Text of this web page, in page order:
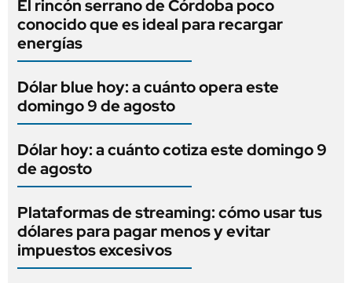
El rincón serrano de Córdoba poco
conocido que es ideal para recargar
energías
Dólar blue hoy: a cuánto opera este
domingo 9 de agosto
Dólar hoy: a cuánto cotiza este domingo 9
de agosto
Plataformas de streaming: cómo usar tus
dólares para pagar menos y evitar
impuestos excesivos